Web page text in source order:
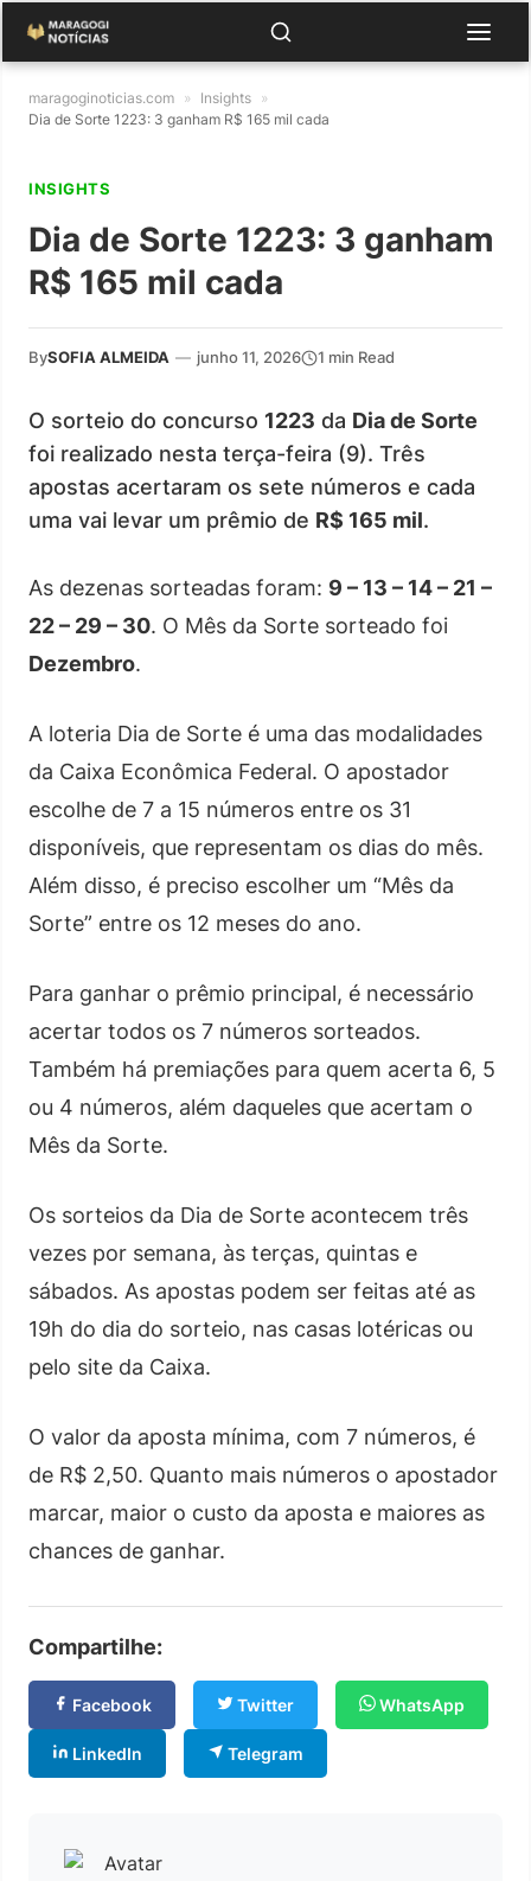
maragoginoticias.com » Insights »
Dia de Sorte 1223: 3 ganham R$ 165 mil cada
INSIGHTS
Dia de Sorte 1223: 3 ganham
R$ 165 mil cada
BySOFIA ALMEIDA — junho 11, 2026 1 min Read
O sorteio do concurso 1223 da Dia de Sorte
foi realizado nesta terça-feira (9). Três
apostas acertaram os sete números e cada
uma vai levar um prêmio de R$ 165 mil.
As dezenas sorteadas foram: 9 – 13 – 14 – 21 –
22 – 29 – 30. O Mês da Sorte sorteado foi
Dezembro.
A loteria Dia de Sorte é uma das modalidades
da Caixa Econômica Federal. O apostador
escolhe de 7 a 15 números entre os 31
disponíveis, que representam os dias do mês.
Além disso, é preciso escolher um “Mês da
Sorte” entre os 12 meses do ano.
Para ganhar o prêmio principal, é necessário
acertar todos os 7 números sorteados.
Também há premiações para quem acerta 6, 5
ou 4 números, além daqueles que acertam o
Mês da Sorte.
Os sorteios da Dia de Sorte acontecem três
vezes por semana, às terças, quintas e
sábados. As apostas podem ser feitas até as
19h do dia do sorteio, nas casas lotéricas ou
pelo site da Caixa.
O valor da aposta mínima, com 7 números, é
de R$ 2,50. Quanto mais números o apostador
marcar, maior o custo da aposta e maiores as
chances de ganhar.
Compartilhe:
Facebook Twitter WhatsApp
LinkedIn Telegram